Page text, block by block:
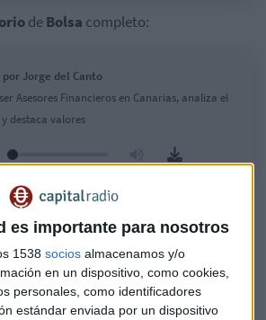
es importante para nosotros
1538 socios almacenamos y/o
en un dispositivo, como cookies,
personales, como identificadores
estándar enviada por un dispositivo
deBolsa completo:
Jorge del Canto
Asesores Financieros en Canarias, analiza el
destaca valores
llevándose un 4,57%. Le sigue
un 4,10% yGrifolsgana un 3,71%.
Repsolcon un descenso del 1,90%,
yAcerinox cae un 0,10%.